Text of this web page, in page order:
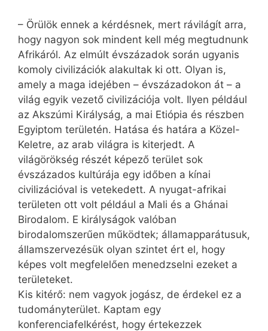
– Örülök ennek a kérdésnek, mert rávilágít arra,
hogy nagyon sok mindent kell még megtudnunk
Afrikáról. Az elmúlt évszázadok során ugyanis
komoly civilizációk alakultak ki ott. Olyan is,
amely a maga idejében – évszázadokon át – a
világ egyik vezető civilizációja volt. Ilyen például
az Akszúmi Királyság, a mai Etiópia és részben
Egyiptom területén. Hatása és határa a Közel-
Keletre, az arab világra is kiterjedt. A
világörökség részét képező terület sok
évszázados kultúrája egy időben a kínai
civilizációval is vetekedett. A nyugat-afrikai
területen ott volt például a Mali és a Ghánai
Birodalom. E királyságok valóban
birodalomszerűen működtek; államapparátusuk,
államszervezésük olyan szintet ért el, hogy
képes volt megfelelően menedzselni ezeket a
területeket.
Kis kitérő: nem vagyok jogász, de érdekel ez a
tudományterület. Kaptam egy
konferenciafelkérést, hogy értekezzek